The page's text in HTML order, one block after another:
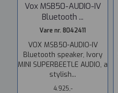
Vox MSB50-AUDIO-IV
Bluetooth ...
Vare nr. 8042411
VOX MSB50-AUDIO-IV
Bluetooth speaker, Ivory
MINI SUPERBEETLE AUDIO, a
stylish...
4.925,-